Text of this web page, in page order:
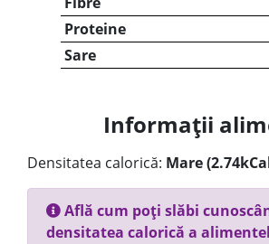
Proteine
Sare
Informații
Densitatea calorică: Mare
Află cum poți slăbi
densitatea calorică a